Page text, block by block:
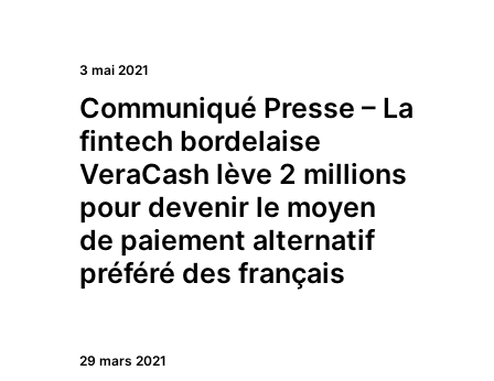
3 mai 2021
Communiqué Presse – La
fintech bordelaise
VeraCash lève 2 millions
pour devenir le moyen
de paiement alternatif
préféré des français
29 mars 2021